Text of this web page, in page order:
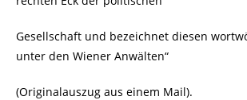
Gesellschaft und bezeichnet diesen
unter den Wiener Anwälten“
(Originalauszug aus einem Mail).